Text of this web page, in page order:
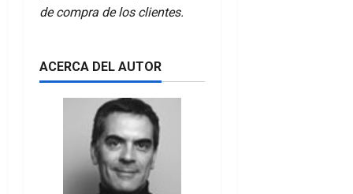
de compra de los clientes.
ACERCA DEL AUTOR